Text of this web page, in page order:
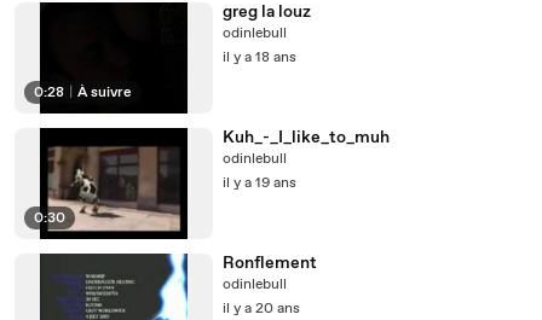
0:28 À suivre
greg la louz
odinlebull
il y a 18 ans
0:30
Kuh_-_I_like_to_muh
odinlebull
il y a 19 ans
Ronflement
odinlebull
il y a 20 ans